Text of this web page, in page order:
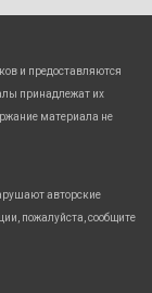
и предоставляются
принадлежат их
материала не
авторские
пожалуйста, сообщите